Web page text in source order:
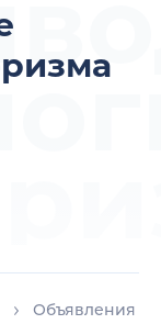
Объявления